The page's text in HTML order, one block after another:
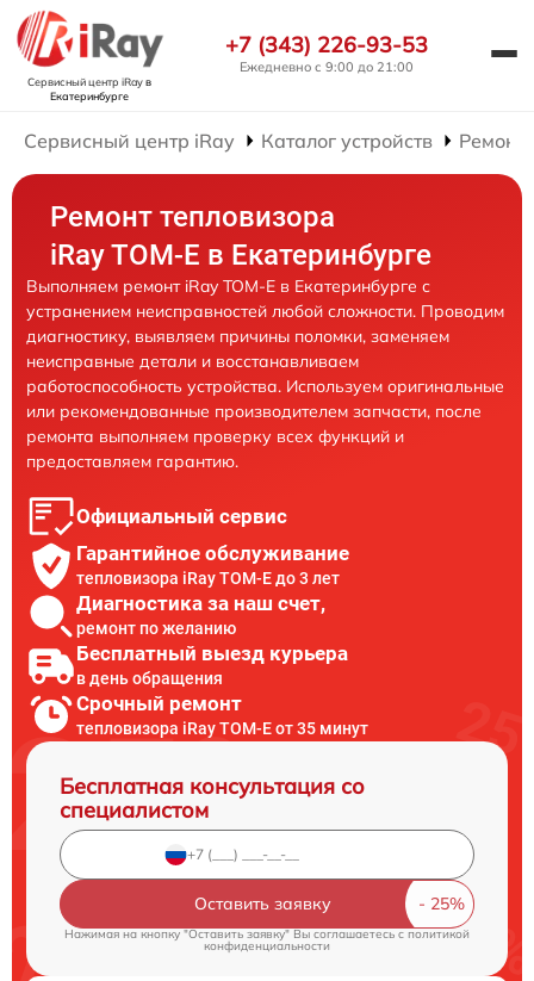
Сервисный центр iRayв
Екатеринбурге
+7 (343) 226-93-53
Ежедневно с 9:00 до 21:00
Сервисный центр iRay Каталог устройств Ремонт
Ремонт тепловизора
iRay TOM-E в Екатеринбурге
Выполняем ремонт iRay TOM-E в Екатеринбурге с
устранением неисправностей любой сложности. Проводим
диагностику, выявляем причины поломки, заменяем
неисправные детали и восстанавливаем
работоспособность устройства. Используем оригинальные
или рекомендованные производителем запчасти, после
ремонта выполняем проверку всех функций и
предоставляем гарантию.
Официальный сервис
Гарантийное обслуживание
тепловизора iRay TOM-E до 3 лет
Диагностика за наш счет,
ремонт по желанию
Бесплатный выезд курьера
в день обращения
Срочный ремонт
тепловизора iRay TOM-E от 35 минут
Бесплатная консультация со
специалистом
Оставить заявку
Нажимая на кнопку "Оставить заявку" Вы соглашаетесь cполитикой
конфиденциальности